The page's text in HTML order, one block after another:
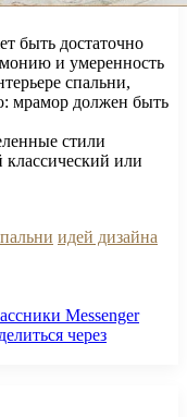
быть достаточно
и умеренность
спальни,
мрамор должен быть
стили
или
идей дизайна
Messenger
через